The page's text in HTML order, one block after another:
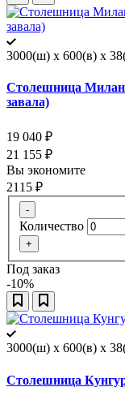
3000(ш) x 600(в) x
Столешница
завала)
19 040 ₽
21 155 ₽
Вы экономите
2115 ₽
-
Количество
+
Под заказ
-10%
3000(ш) x 600(в) x
Столешница